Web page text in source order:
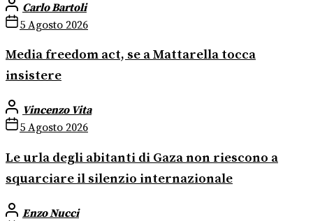
Carlo Bartoli
5 Agosto 2026
Media freedom act, se a Mattarella tocca
insistere
Vincenzo Vita
5 Agosto 2026
Le urla degli abitanti di Gaza non riescono a
squarciare il silenzio internazionale
Enzo Nucci